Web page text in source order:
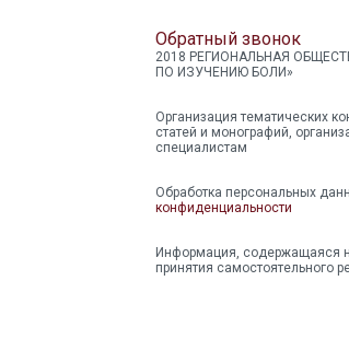
Обратный звонок
2018 РЕГИОНАЛЬНАЯ
ПО ИЗУЧЕНИЮ БОЛИ»
Организация тематических
статей и монографий,
специалистам
Обработка персональных
конфиденциальности
Информация, содержащаяся
принятия самостоятельного